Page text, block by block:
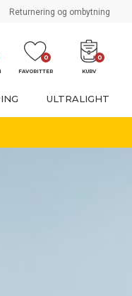
Returnering og ombytning
0
FAVORITTER
0
KURV
ULTRALIGHT